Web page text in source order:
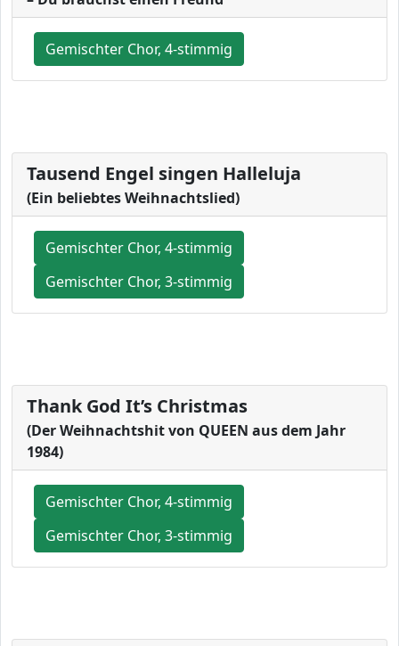
Gemischter Chor, 4-stimmig
Tausend Engel singen Halleluja
(Ein beliebtes Weihnachtslied)
Gemischter Chor, 4-stimmig
Gemischter Chor, 3-stimmig
Thank God It’s Christmas
(Der Weihnachtshit von QUEEN aus dem Jahr
1984)
Gemischter Chor, 4-stimmig
Gemischter Chor, 3-stimmig